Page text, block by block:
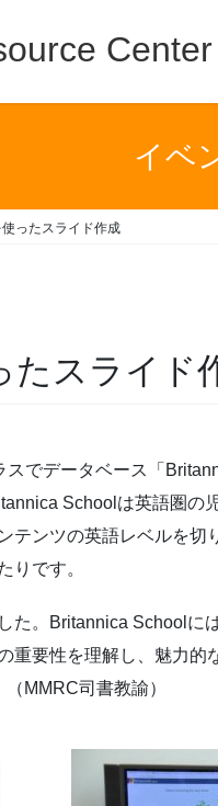
Center
イベ
ったスライド作成
たスライド
でデータベース「
Schoolは英語圏の
テンツの英語レベルを切
りです。
。Britannica Schoolに
重要性を理解し、魅力的
MMRC司書教諭）